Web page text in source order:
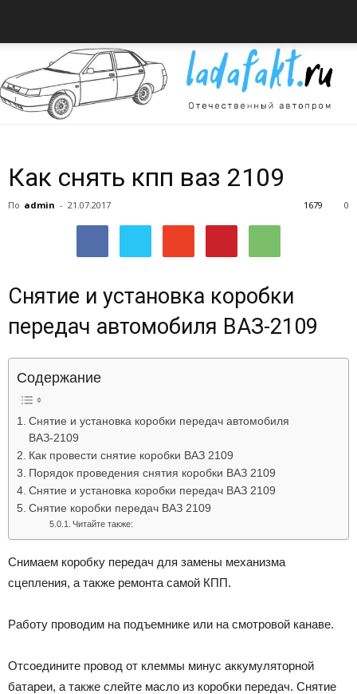
автомобилях
Как снять кпп ваз 2109
По admin - 21.07.2017 0
1679
Снятие и установка коробки
передач автомобиля ВАЗ-2109
Содержание
Снятие и установка коробки передач автомобиля
ВАЗ-2109
Как провести снятие коробки ВАЗ 2109
Порядок проведения снятия коробки ВАЗ 2109
Снятие и установка коробки передач ВАЗ 2109
Снятие коробки передач ВАЗ 2109
Читайте также:
Снимаем коробку передач для замены механизма
сцепления, а также ремонта самой КПП.
Работу проводим на подъемнике или на смотровой канаве.
Отсоедините провод от клеммы минус аккумуляторной
батареи, а также слейте масло из коробки передач. Снятие